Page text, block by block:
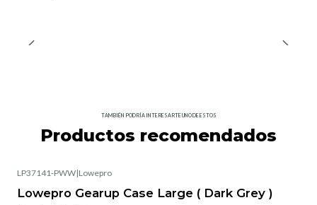
TAMBIÉN PODRÍA INTERESARTE UNO DE ESTOS
Productos recomendados
LP37141-PWW|Lowepro
Lowepro Gearup Case Large ( Dark Grey )